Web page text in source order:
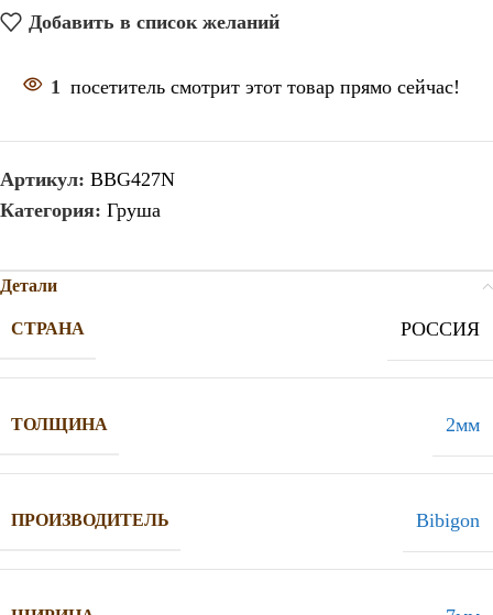
Добавить в список желаний
1 посетитель смотрит этот товар прямо сейчас!
Артикул: BBG427N
Категория: Груша
Детали
СТРАНА РОССИЯ
ТОЛЩИНА 2мм
ПРОИЗВОДИТЕЛЬ Bibigon